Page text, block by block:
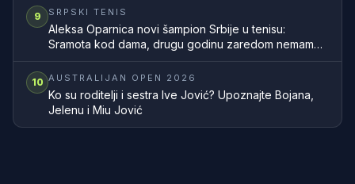
9 SRPSKI TENIS
Aleksa Oparnica novi šampion Srbije u tenisu:
Sramota kod dama, drugu godinu zaredom nemamo
10 AUSTRALIJAN OPEN 2026
Ko su roditelji i sestra Ive Jović? Upoznajte Bojana,
Jelenu i Miu Jović